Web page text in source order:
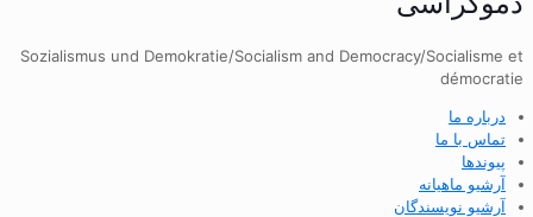
Sozialismus und Demokratie/Socialism and Democracy/Socialisme et
démocratie
درباره ما
تماس با ما
پیوندها
آرشیو ماهیانه
آرشیو نویسندگان